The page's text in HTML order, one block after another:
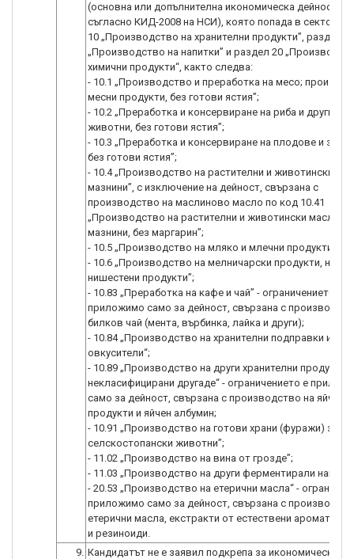
(основна или допълнителна икономическа дейност за
съгласно КИД-2008 на НСИ), която попада в сектор С
10 „Производство на хранителни продукти”, раздел
„Производство на напитки” и раздел 20
химични продукти“, както следва:
- 10.1 „Производство и преработка на месо;
месни продукти, без готови ястия”;
- 10.2 „Преработка и консервиране на риба и други
животни, без готови ястия”;
- 10.3 „Преработка и консервиране на плодове и
без готови ястия”;
- 10.4 „Производство на растителни и животински
мазнини”, с изключение на дейност, свързана с
производство на маслиново масло по код 10.41
„Производство на растителни и животински масла и
мазнини, без маргарин”;
- 10.5 „Производство на мляко и млечни продукти”;
- 10.6 „Производство на мелничарски продукти,
нишестени продукти”;
- 10.83 „Преработка на кафе и чай” - ограничението е
приложимо само за дейност, свързана с
билков чай (мента, върбинка, лайка и други);
- 10.84 „Производство на хранителни подправки и
овкусители“;
- 10.89 „Производство на други хранителни продукти,
некласифицирани другаде“ - ограничението е
само за дейност, свързана с производство на яйчни
продукти и яйчен албумин;
- 10.91 „Производство на готови храни (фуражи) за
селскостопански животни”;
- 11.02 „Производство на вина от грозде”;
- 11.03 „Производство на други ферментирали
- 20.53 „Производство на етерични масла“ -
приложимо само за дейност, свързана с
етерични масла, екстракти от естествени ароматни
и резиноиди.
9. Кандидатът не е заявил подкрепа за икономическа